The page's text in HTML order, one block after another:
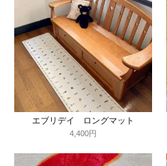
エブリデイ ロングマット
4,400円